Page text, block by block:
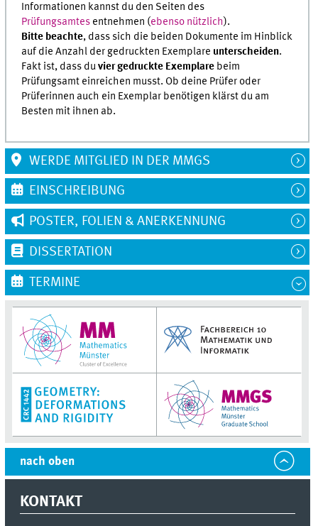
Informationen kannst du den Seiten des
Prüfungsamtes entnehmen (ebenso nützlich).
Bitte beachte, dass sich die beiden Dokumente im Hinblick
auf die Anzahl der gedruckten Exemplare unterscheiden.
Fakt ist, dass duvier gedruckte Exemplare beim
Prüfungsamt einreichen musst. Ob deine Prüfer oder
Prüferinnen auch ein Exemplar benötigen klärst du am
Besten mit ihnen ab.
WERDE MITGLIED IN DER MMGS
EINSCHREIBUNG
POSTER, FOLIEN & ANERKENNUNG
DISSERTATION
TERMINE
nach oben
KONTAKT